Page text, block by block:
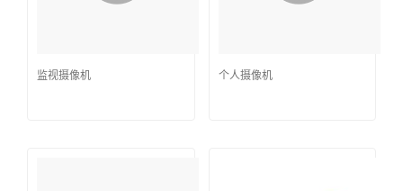
监视摄像机 个人摄像机